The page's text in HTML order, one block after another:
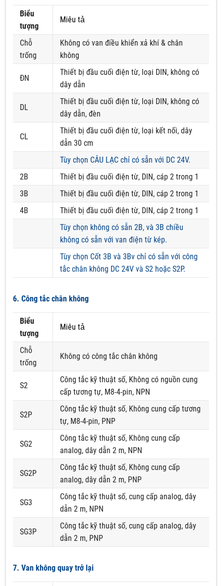
Biểu
tượng
Miêu tả
Chỗ
trống
Không có van điều khiển xả khí & chân
không
ĐN
Thiết bị đầu cuối điện từ, loại DIN, không có
dây dẫn
DL
Thiết bị đầu cuối điện từ, loại DIN, không có
dây dẫn, đèn
CL
Thiết bị đầu cuối điện từ, loại kết nối, dây
dẫn 30 cm
Tùy chọn CÂU LẠC chỉ có sẵn với DC 24V.
2B
Thiết bị đầu cuối điện từ, DIN, cáp 2 trong 1
3B
Thiết bị đầu cuối điện từ, DIN, cáp 2 trong 1
4B
Thiết bị đầu cuối điện từ, DIN, cáp 2 trong 1
Tùy chọn không có sẵn 2B, và 3B chiều
không có sẵn với van điện từ kép.
Tùy chọn Cốt 3B và 3Bv chỉ có sẵn với công
tắc chân không DC 24V và S2 hoặc S2P.
6. Công tắc chân không
Biểu
tượng
Miêu tả
Chỗ
trống
Không có công tắc chân không
S2
Công tắc kỹ thuật số, Không có nguồn cung
cấp tương tự, M8-4-pin, NPN
S2P
Công tắc kỹ thuật số, Không cung cấp tương
tự, M8-4-pin, PNP
SG2
Công tắc kỹ thuật số, Không cung cấp
analog, dây dẫn 2 m, NPN
SG2P
Công tắc kỹ thuật số, Không cung cấp
analog, dây dẫn 2 m, PNP
SG3
Công tắc kỹ thuật số, cung cấp analog, dây
dẫn 2 m, NPN
SG3P
Công tắc kỹ thuật số, cung cấp analog, dây
dẫn 2 m, PNP
7. Van không quay trở lại